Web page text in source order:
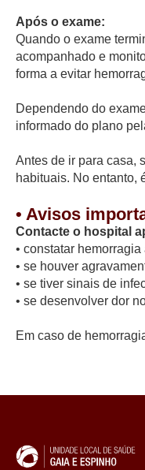
Após o exame:
Quando o exame
acompanhado e
forma a evitar
Dependendo do
informado do plano
Antes de ir para casa,
habituais. No entanto,
• Avisos
Contacte o hospital
• constatar
• se houver
• se tiver sinais de
• se desenvolver dor
Em caso de